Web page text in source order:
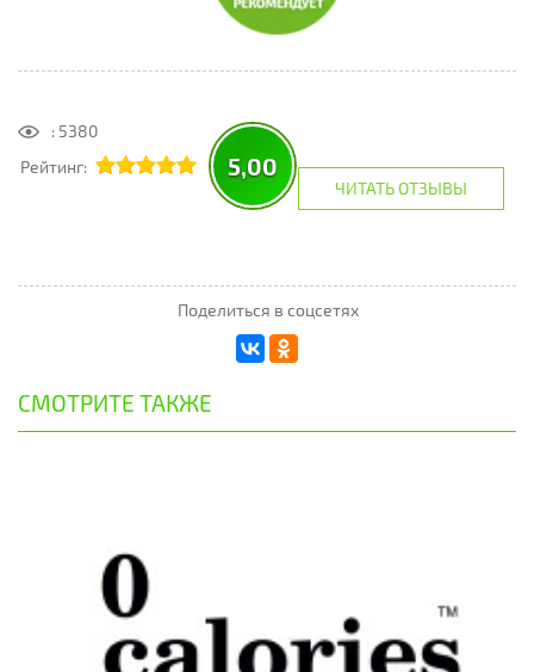
: 5380
Рейтинг:
5,00
ЧИТАТЬ ОТЗЫВЫ
Поделиться в соцсетях
СМОТРИТЕ ТАКЖЕ